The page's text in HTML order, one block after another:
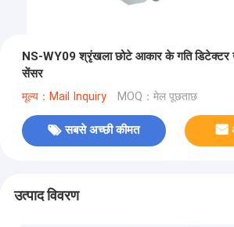
NS-WY09 श्रृंखला छोटे आकार के गति डिटेक्टर
सेंसर
मूल्य：Mail Inquiry MOQ：मेल पूछताछ
सबसे अच्छी कीमत
उत्पाद विवरण